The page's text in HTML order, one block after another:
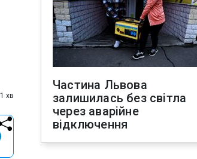
1 хв
Частина Львова
залишилась без світла
через аварійне
відключення